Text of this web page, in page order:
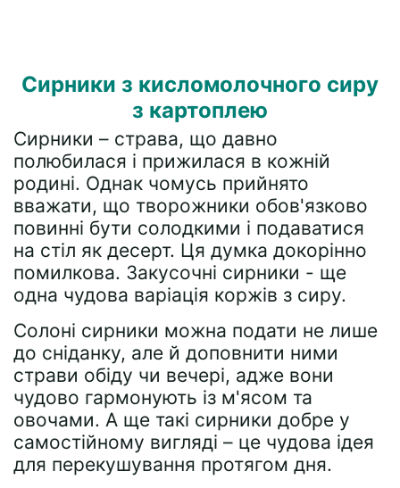
Сирники з кисломолочного сиру
з картоплею
Сирники – страва, що давно
полюбилася і прижилася в кожній
родині. Однак чомусь прийнято
вважати, що творожники обов'язково
повинні бути солодкими і подаватися
на стіл як десерт. Ця думка докорінно
помилкова. Закусочні сирники - ще
одна чудова варіація коржів з сиру.
Солоні сирники можна подати не лише
до сніданку, але й доповнити ними
страви обіду чи вечері, адже вони
чудово гармонують із м'ясом та
овочами. А ще такі сирники добре у
самостійному вигляді – це чудова ідея
для перекушування протягом дня.